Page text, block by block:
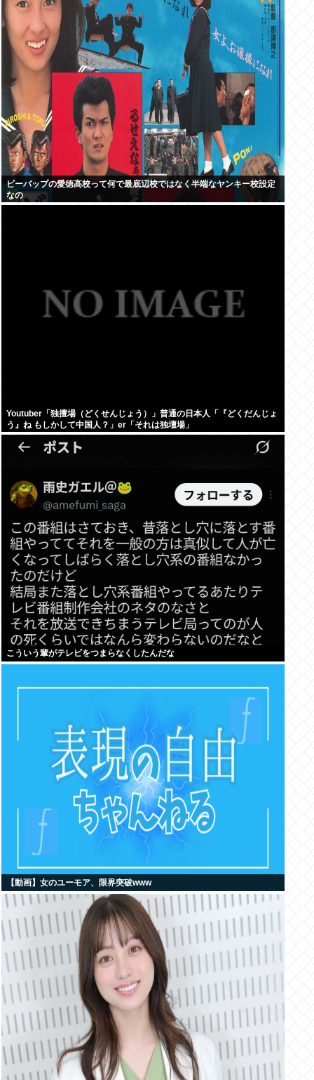
ビーバップの愛徳高校って何で最底辺校ではなく半端なヤンキー校設定
なの
Youtuber「独擅場（どくせんじょう）」普通の日本人「『どくだんじょ
う』ね もしかして中国人？」er「それは独壇場」
こういう輩がテレビをつまらなくしたんだな
【動画】女のユーモア、限界突破www